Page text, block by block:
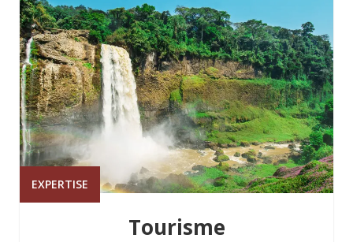
EXPERTISE
Tourisme